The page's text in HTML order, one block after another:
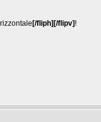
[/fliph][/flipv] !